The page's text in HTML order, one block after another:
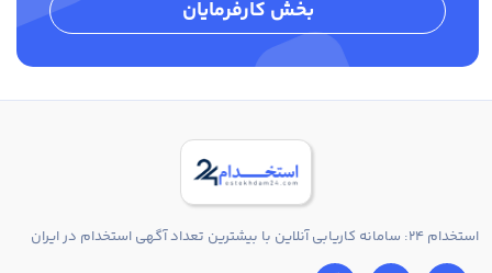
بخش کارفرمایان
استخدام 24: سامانه کاریابی آنلاین با بیشترین تعداد آگهی استخدام در ایران